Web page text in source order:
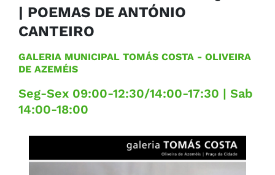
| POEMAS DE ANTÓNIO
CANTEIRO
GALERIA MUNICIPAL TOMÁS COSTA - OLIVEIRA
DE AZEMÉIS
Seg-Sex 09:00-12:30/14:00-17:30 | Sab
14:00-18:00